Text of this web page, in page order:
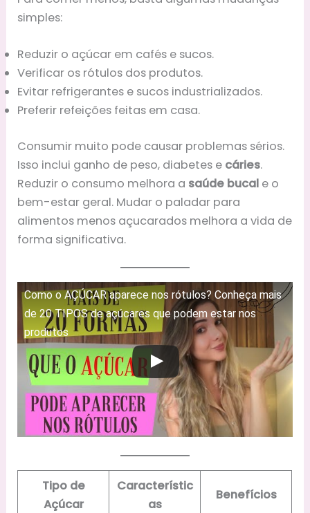
simples:
Reduzir o açúcar em cafés e sucos.
Verificar os rótulos dos produtos.
Evitar refrigerantes e sucos industrializados.
Preferir refeições feitas em casa.
Consumir muito pode causar problemas sérios.
Isso inclui ganho de peso, diabetes e cáries.
Reduzir o consumo melhora a saúde bucal e o
bem-estar geral. Mudar o paladar para
alimentos menos açucarados melhora a vida de
forma significativa.
Como o AÇÚCAR aparece nos rótulos? Conheça mais
de 20 TIPOS de açúcares que podem estar nos
produtos
Tipo de
Açúcar
Característic
as
Benefícios